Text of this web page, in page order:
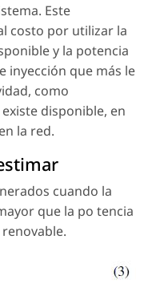
Este
costo por utilizar la
y la potencia
inyección que más le
como
disponible, en
la red.
cuando la
que la po tencia